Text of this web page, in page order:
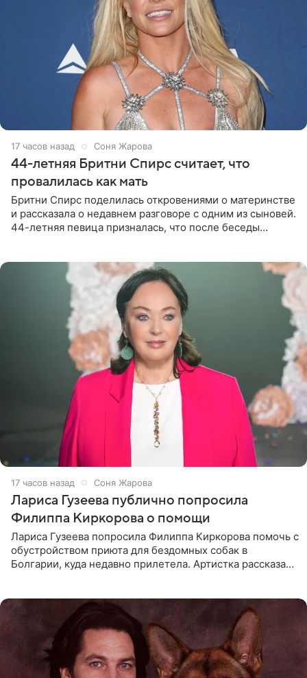
17 часов назад Соня Жарова
44-летняя Бритни Спирс считает, что
провалилась как мать
Бритни Спирс поделилась откровениями о материнстве
и рассказала о недавнем разговоре с одним из сыновей.
44-летняя певица призналась, что после беседы
17 часов назад Соня Жарова
Лариса Гузеева публично попросила
Филиппа Киркорова о помощи
Лариса Гузеева попросила Филиппа Киркорова помочь с
обустройством приюта для бездомных собак в
Болгарии, куда недавно прилетела. Артистка рассказала